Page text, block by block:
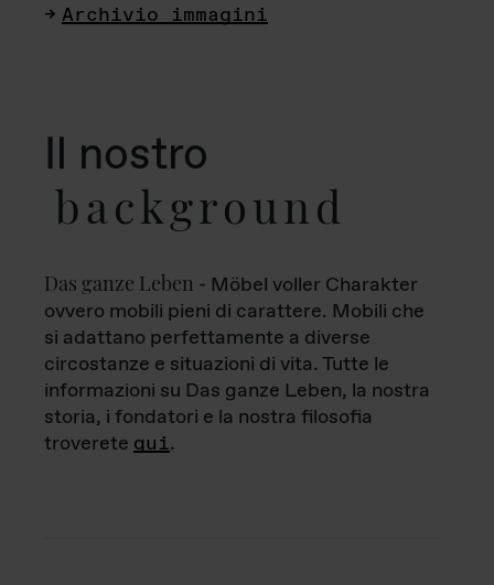
Archivio immagini
Il nostro
background
Das ganze Leben - Möbel voller Charakter
ovvero mobili pieni di carattere. Mobili che
si adattano perfettamente a diverse
circostanze e situazioni di vita. Tutte le
informazioni su Das ganze Leben, la nostra
storia, i fondatori e la nostra filosofia
troverete qui.